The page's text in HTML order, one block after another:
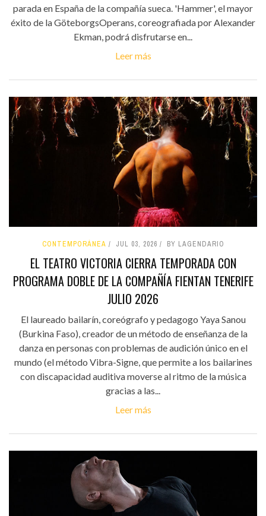
parada en España de la compañía sueca. 'Hammer', el mayor
éxito de la GöteborgsOperans, coreografiada por Alexander
Ekman, podrá disfrutarse en...
Leer más
CONTEMPORÁNEA JUL 03, 2026 BY LAGENDARIO
EL TEATRO VICTORIA CIERRA TEMPORADA CON
PROGRAMA DOBLE DE LA COMPAÑÍA FIENTAN TENERIFE
JULIO 2026
El laureado bailarín, coreógrafo y pedagogo Yaya Sanou
(Burkina Faso), creador de un método de enseñanza de la
danza en personas con problemas de audición único en el
mundo (el método Vibra-Signe, que permite a los bailarines
con discapacidad auditiva moverse al ritmo de la música
gracias a las...
Leer más